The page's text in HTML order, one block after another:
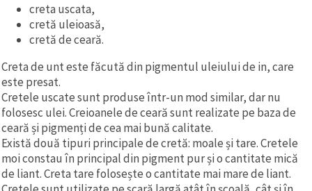
creta uscata,
cretă uleioasă,
cretă de ceară.
Creta de unt este făcută din pigmentul uleiului de in, care
este presat.
Cretele uscate sunt produse într-un mod similar, dar nu
folosesc ulei. Creioanele de ceară sunt realizate pe baza de
ceară și pigmenți de cea mai bună calitate.
Există două tipuri principale de cretă: moale și tare. Cretele
moi constau în principal din pigment pur și o cantitate mică
de liant. Creta tare folosește o cantitate mai mare de liant.